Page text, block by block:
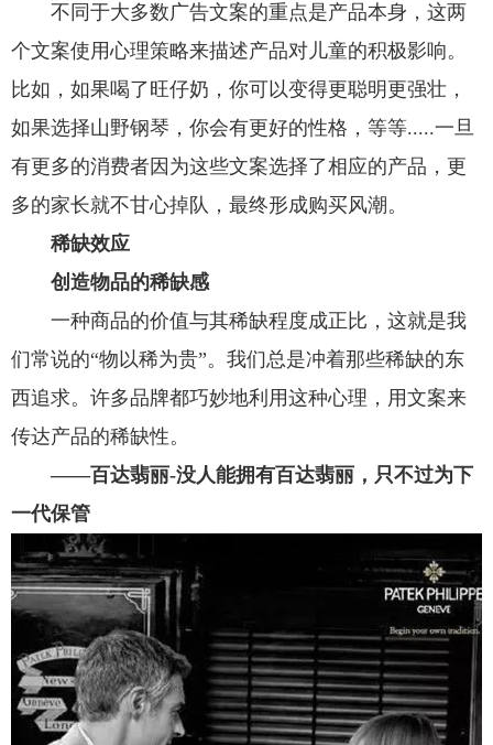
不同于大多数广告文案的重点是产品本身，这两
个文案使用心理策略来描述产品对儿童的积极影响。
比如，如果喝了旺仔奶，你可以变得更聪明更强壮，
如果选择山野钢琴，你会有更好的性格，等等.....一旦
有更多的消费者因为这些文案选择了相应的产品，更
多的家长就不甘心掉队，最终形成购买风潮。
稀缺效应
创造物品的稀缺感
一种商品的价值与其稀缺程度成正比，这就是我
们常说的“物以稀为贵”。我们总是冲着那些稀缺的东
西追求。许多品牌都巧妙地利用这种心理，用文案来
传达产品的稀缺性。
——百达翡丽-没人能拥有百达翡丽，只不过为下
一代保管